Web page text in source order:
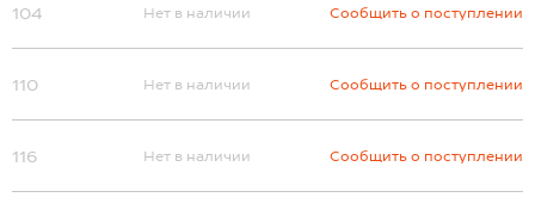
104 Нет в наличии Сообщить о поступлении
110 Нет в наличии Сообщить о поступлении
116 Нет в наличии Сообщить о поступлении